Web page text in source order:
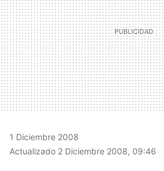
1 Diciembre 2008
Actualizado 2 Diciembre 2008, 09:46